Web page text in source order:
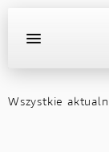
OFERTA
Wszystkie